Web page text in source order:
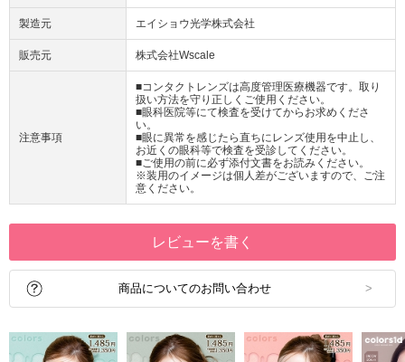
製造元 エイショウ光学株式会社
販売元 株式会社Wscale
注意事項
■コンタクトレンズは高度管理医療機器です。取り
扱い方法を守り正しくご使用ください。
■眼科医院等にて検査を受けてからお求めくださ
い。
■眼に異常を感じたら直ちにレンズ使用を中止し、
お近くの眼科等で検査を受診してください。
■ご使用の前に必ず添付文書をお読みください。
※装用のイメージは個人差がございますので、ご注
意ください。
レビューを書く
商品についてのお問い合わせ